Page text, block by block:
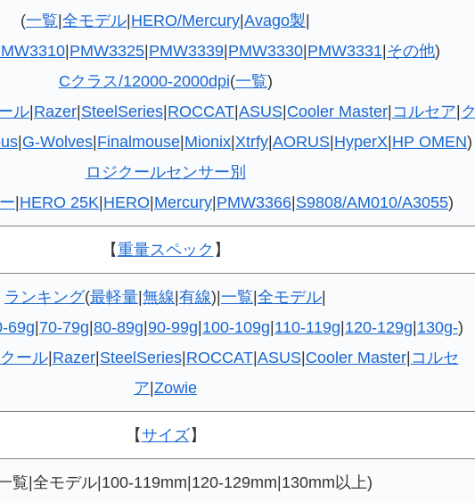
(一覧|全モデル|HERO/Mercury|Avago製|
|PMW3325|PMW3339|PMW3330|PMW3331|その他)
Cクラス/12000-2000dpi(一覧)
ル|Razer|SteelSeries|ROCCAT|ASUS|Cooler Master| コルセア| ク
|G-Wolves|Finalmouse|Mionix|Xtrfy|AORUS|HyperX|HP OMEN)
ロジクールセンサー別
|HERO 25K|HERO|Mercury|PMW3366|S9808/AM010/A3055)
【重量スペック 】
ランキング(最軽量|無線|有線)|一覧|全モデル|
69g|70-79g|80-89g|90-99g|100-109g|110-119g|120-129g|130g-)
ール|Razer|SteelSeries|ROCCAT|ASUS|Cooler Master| コルセ
ア|Zowie
【サイズ】
覧|全モデル|100-119mm|120-129mm|130mm以上)